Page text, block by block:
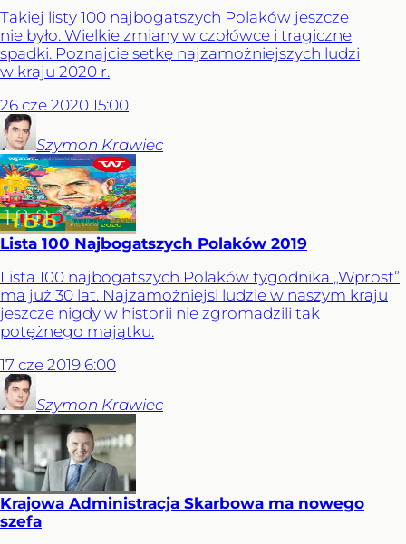
Takiej listy 100 najbogatszych Polaków jeszcze
nie było. Wielkie zmiany w czołówce i tragiczne
spadki. Poznajcie setkę najzamożniejszych ludzi
w kraju 2020 r.
26 cze 2020 15:00
Szymon Krawiec
Lista 100 Najbogatszych Polaków 2019
Lista 100 najbogatszych Polaków tygodnika „Wprost”
ma już 30 lat. Najzamożniejsi ludzie w naszym kraju
jeszcze nigdy w historii nie zgromadzili tak
potężnego majątku.
17 cze 2019 6:00
Szymon Krawiec
Krajowa Administracja Skarbowa ma nowego
szefa